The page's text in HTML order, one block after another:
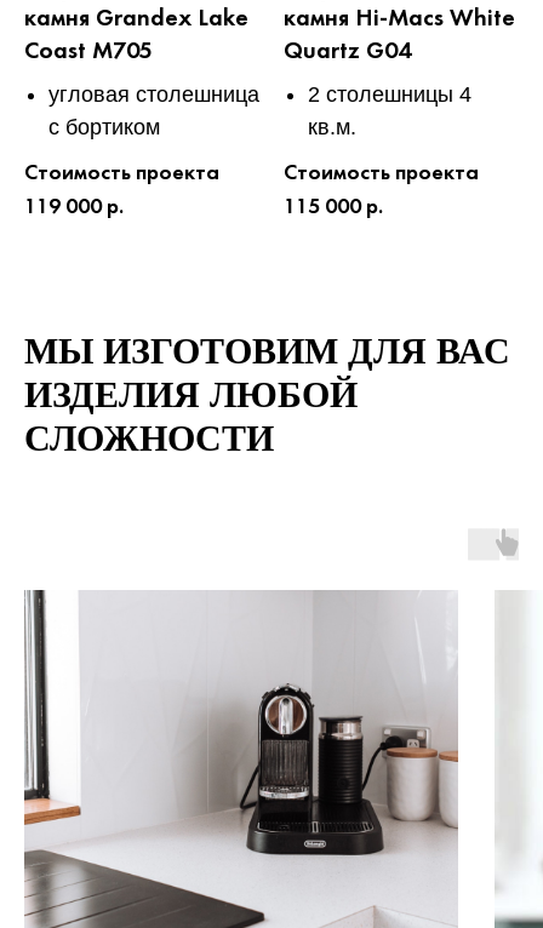
камня Grandex Lake
Coast M705
угловая столешница
с бортиком
Стоимость проекта
119 000 р.
камня Hi-Macs White
Quartz G04
2 столешницы 4
кв.м.
Стоимость проекта
115 000 р.
МЫ ИЗГОТОВИМ ДЛЯ ВАС
ИЗДЕЛИЯ ЛЮБОЙ
СЛОЖНОСТИ